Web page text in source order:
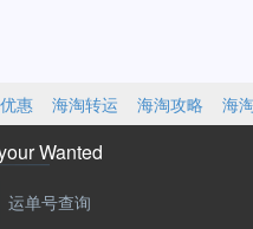
惠 海淘转运 海淘攻略 海
Wanted
运单号查询